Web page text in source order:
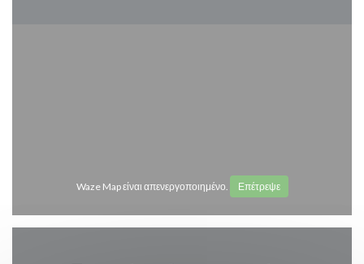
Waze Map είναι απενεργοποιημένο. Επέτρεψε